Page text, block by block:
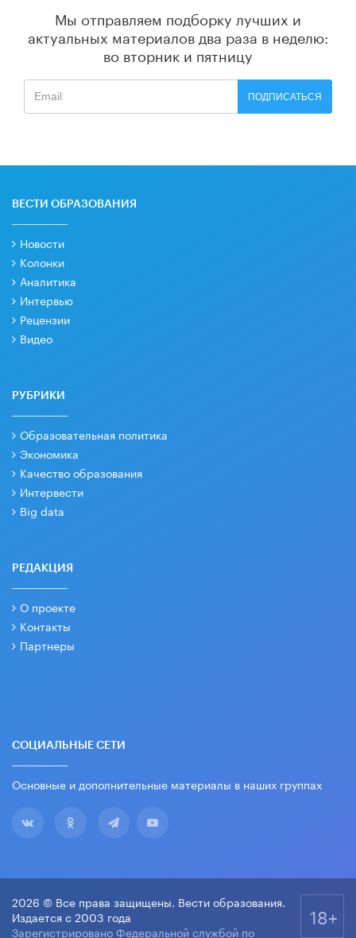
Мы отправляем подборку лучших и
актуальных материалов два раза в неделю:
во вторник и пятницу
ПОДПИСАТЬСЯ
ВЕСТИ ОБРАЗОВАНИЯ
Новости
Колонки
Аналитика
Интервью
Рецензии
Видео
РУБРИКИ
Образовательная политика
Экономика
Качество образования
Интервести
Big data
РЕДАКЦИЯ
О проекте
Контакты
Партнеры
СОЦИАЛЬНЫЕ СЕТИ
Основные и дополнительные материалы в наших группах
2026 © Все права защищены. Вести образования.
Издается с 2003 года
Зарегистрировано Федеральной службой по
18+